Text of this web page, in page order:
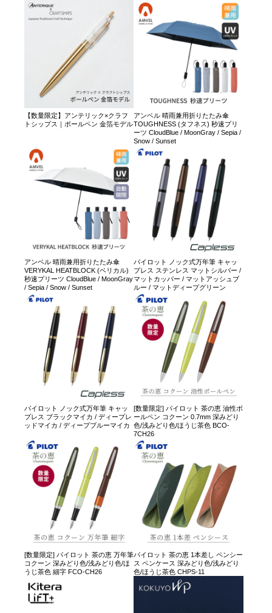
【数量限定】アンテリック×クラフ
トシップス｜ボールペン 金箔モデル
アンベル 晴雨兼用折りたたみ傘
TOUGHNESS (タフネス) 秒速プリ
ーツ CloudBlue / MoonGray / Sepia /
Snow / Sunset
アンベル 晴雨兼用折りたたみ傘
VERYKAL HEATBLOCK (ベリカル)
秒速プリーツ CloudBlue / MoonGray
/ Sepia / Snow / Sunset
パイロット ノック式万年筆 キャッ
プレス ステンレス マットシルバー /
マットカッパー / マットアッシュブ
ルー / マットディープグリーン
パイロット ノック式万年筆 キャッ
プレス ブラックマイカ / ディープレ
ッドマイカ / ディープブルーマイカ
[数量限定] パイロット 茶の恵 油性ボ
ールペン コクーン 0.7mm 深みどり
色/浅みどり色/ほうじ茶色 BCO-
7CH26
[数量限定] パイロット 茶の恵 万年筆
コクーン 深みどり色/浅みどり色/ほ
うじ茶色 細字 FCO-CH26
パイロット 茶の恵 1本差し ペンシー
ス ペンケース 深みどり色/浅みどり
色/ほうじ茶色 CHPS-11